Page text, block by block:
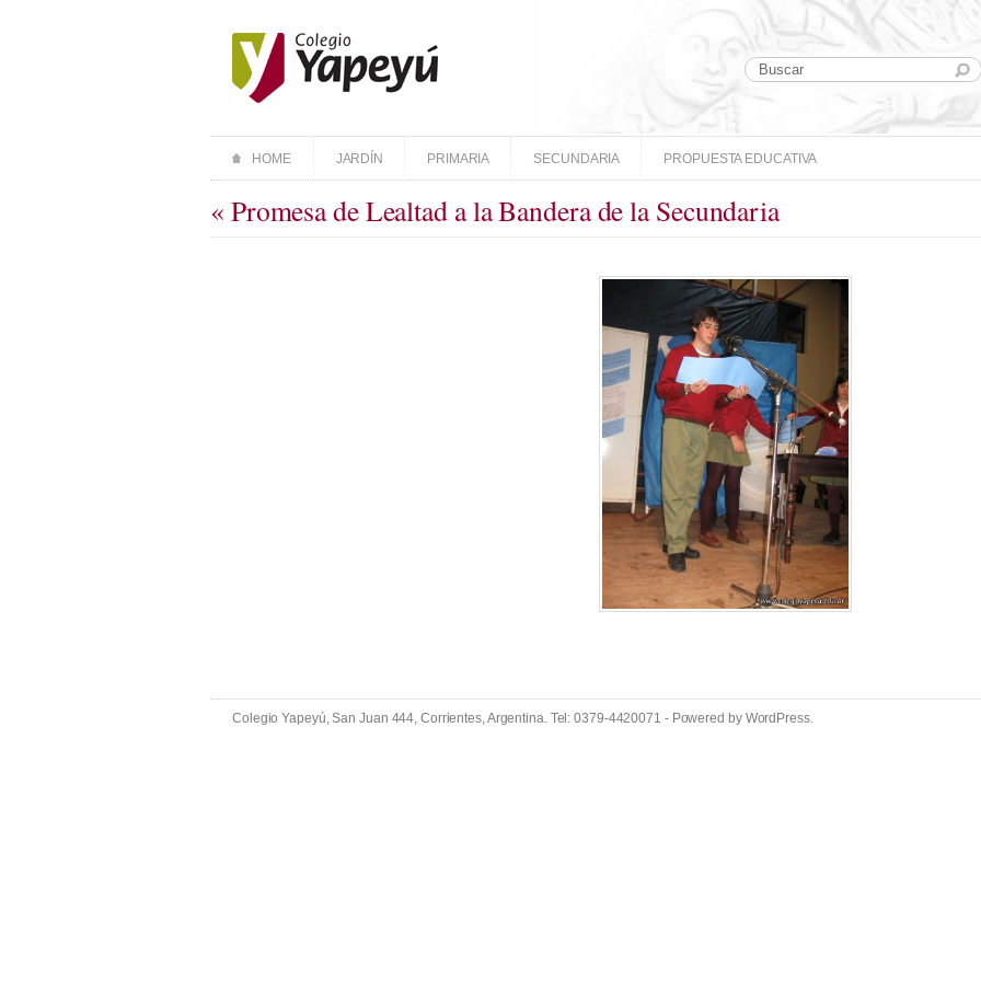
HOME JARDÍN PRIMARIA SECUNDARIA PROPUESTA EDUCATIVA
« Promesa de Lealtad a la Bandera de la Secundaria
Colegio Yapeyú, San Juan 444, Corrientes, Argentina. Tel: 0379-4420071 - Powered by WordPress.